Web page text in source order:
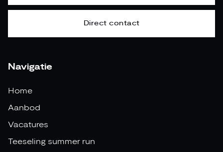
Direct contact
Navigatie
Home
Aanbod
Vacatures
Teeseling summer run